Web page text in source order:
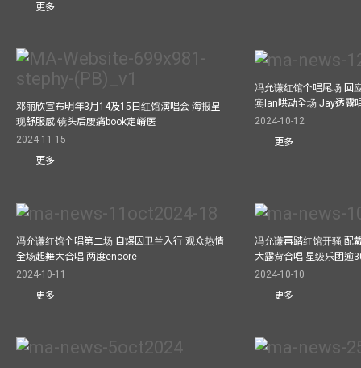
更多
邓丽欣宣布明年3月14及15日红馆演唱会 海报呈
现舒服感 镜头后腰痛book定嵴医
2024-11-15
更多
冯允谦红馆个唱尾场 回
宾Ian哄动全场 Jay透露
2024-10-12
更多
冯允谦红馆个唱第二场 自爆因卫兰入行 观众热情
全场起舞大合唱 两度encore
2024-10-11
更多
冯允谦再踏红馆开骚 配
大露背合唱 星级乐团逾
2024-10-10
更多